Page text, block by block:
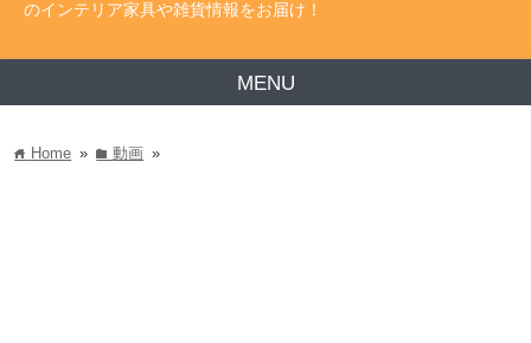
のインテリア家具や雑貨情報をお届け！
MENU
home Home » folder動画 »